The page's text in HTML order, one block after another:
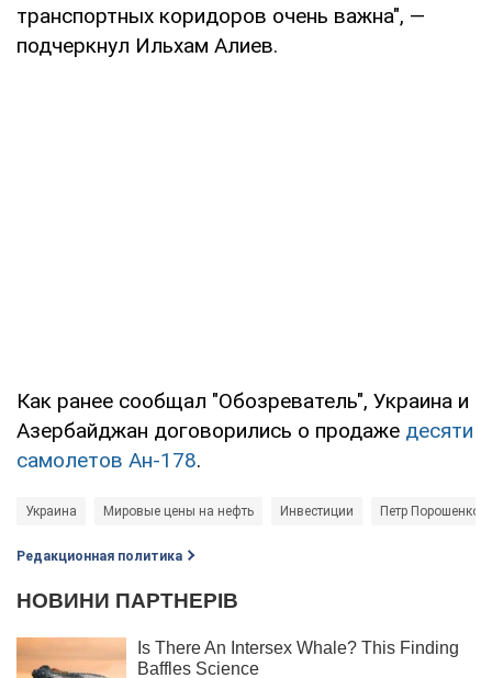
транспортных коридоров очень важна", —
подчеркнул Ильхам Алиев.
Как ранее сообщал "Обозреватель", Украина и
Азербайджан договорились о продаже десяти
самолетов Ан-178.
Украина Мировые цены на нефть Инвестиции Петр Порошенко
Редакционная политика